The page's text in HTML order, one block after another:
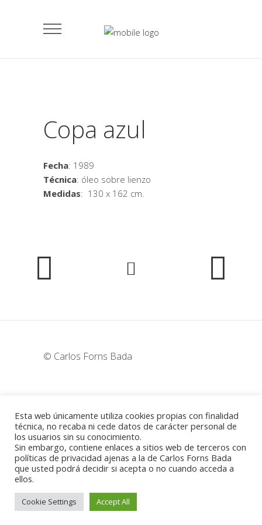
Copa azul
Fecha: 1989
Técnica: óleo sobre lienzo
Medidas: 130 x 162 cm.
© Carlos Forns Bada
Madrid - España
Esta web únicamente utiliza cookies propias con finalidad
técnica, no recaba ni cede datos de carácter personal de
los usuarios sin su conocimiento.
Sin embargo, contiene enlaces a sitios web de terceros con
políticas de privacidad ajenas a la de Carlos Forns Bada
que usted podrá decidir si acepta o no cuando acceda a
ellos.
Cookie Settings Accept All